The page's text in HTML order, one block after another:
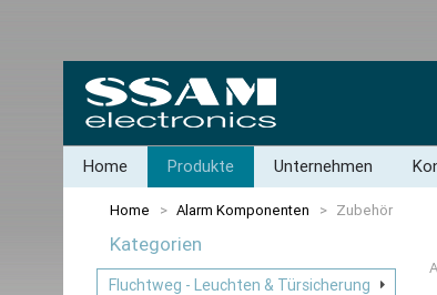
Home Produkte Unternehmen
Home > Alarm Komponenten > Zubehör
Kategorien
Fluchtweg - Leuchten & Türsicherung